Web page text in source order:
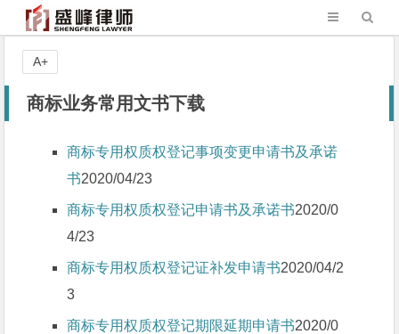
商标业务常用文书下载
商标专用权质权登记事项变更申请书及承诺
书2020/04/23
商标专用权质权登记申请书及承诺书2020/0
4/23
商标专用权质权登记证补发申请书2020/04/2
3
商标专用权质权登记期限延期申请书2020/0
A+